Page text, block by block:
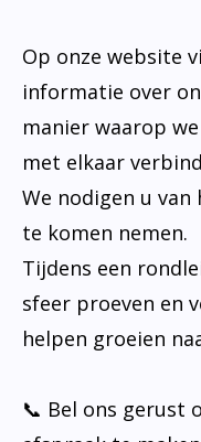
Op onze website
informatie over
manier waarop
met elkaar
We nodigen u
te komen nemen.
Tijdens een
sfeer proeven en
helpen groeien
📞 Bel ons gerust